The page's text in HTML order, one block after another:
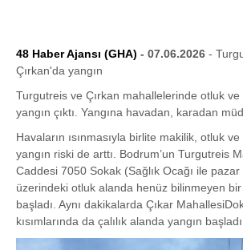
48 Haber Ajansı (GHA) - 07.06.2026 -
Çırkan'da yangın
Turgutreis ve Çırkan mahallelerinde otluk
yangın çıktı. Yangına havadan, karadan
Havaların ısınmasıyla birlite makilik, otluk
yangın riski de arttı. Bodrum’un Turgutreis
Caddesi 7050 Sokak (Sağlık Ocağı ile pazar
üzerindeki otluk alanda henüz bilinmeyen bir
başladı. Aynı dakikalarda Çıkar
kısımlarında da çalılık alanda yangın başladı.